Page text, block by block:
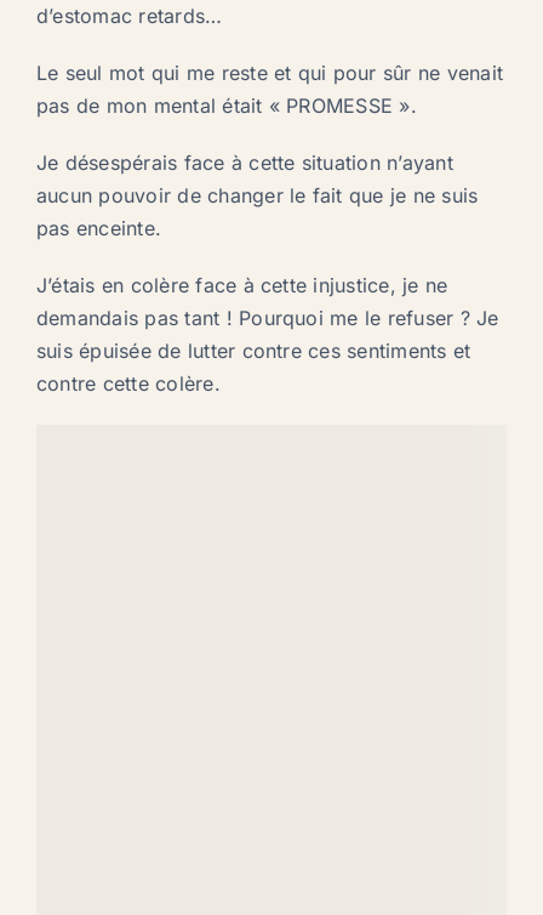
d’estomac retards…
Le seul mot qui me reste et qui pour sûr ne venait
pas de mon mental était « PROMESSE ».
Je désespérais face à cette situation n’ayant
aucun pouvoir de changer le fait que je ne suis
pas enceinte.
J’étais en colère face à cette injustice, je ne
demandais pas tant ! Pourquoi me le refuser ? Je
suis épuisée de lutter contre ces sentiments et
contre cette colère.